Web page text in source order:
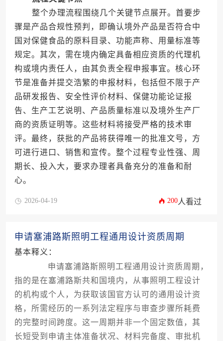
整个办理流程围绕几个关键节点展开。首要步
骤是产品合规性预判，即确认境外产品是否符合中
国对保健食品的原料目录、功能声称、用量标准等
规定。其次，需在境内确定具备相应资质的代理机
构或境内责任人，由其负责全程申报事宜。核心环
节是准备并提交浩繁的申报材料，包括但不限于产
品研发报告、安全性评价材料、保健功能论证报
告、生产工艺说明、产品质量标准以及境外生产厂
商的资质证明等。这些材料将接受严格的技术审
评。最终，获批的产品将获得唯一的批准文号，方
可进行进口、销售和宣传。整个过程专业性强、周
期长、投入大，要求办理者具备充分的准备和耐
心。
2026-04-19 200人看过
申请塞浦路斯照明工程通用设计资质周期
基本释义：
申请塞浦路斯照明工程通用设计资质周期，
指的是在塞浦路斯共和国境内，从事照明工程设计
的机构或个人，为获取该国官方认可的通用设计资
格，所需经历的一系列法定程序与审查步骤所耗费
的完整时间跨度。这一周期并非一个固定数值，其
长短受到申请主体准备状况、材料完备度、审批机